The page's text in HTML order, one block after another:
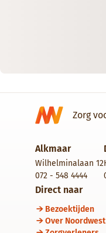
Zorg
Alkmaar
Wilhelminalaan 12
072 - 548 4444
Direct naar
Bezoektijden
Over Noordwest